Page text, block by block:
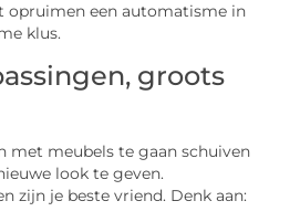
opruimen een automatisme in
klus.
groots
met meubels te gaan schuiven
look te geven.
zijn je beste vriend. Denk aan: